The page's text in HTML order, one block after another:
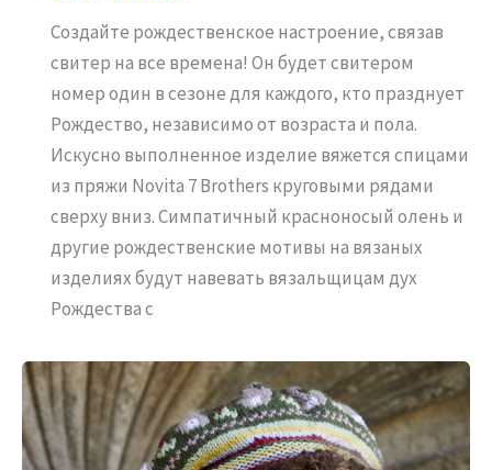
Создайте рождественское настроение, связав
свитер на все времена! Он будет свитером
номер один в сезоне для каждого, кто празднует
Рождество, независимо от возраста и пола.
Искусно выполненное изделие вяжется спицами
из пряжи Novita 7 Brothers круговыми рядами
сверху вниз. Симпатичный красноносый олень и
другие рождественские мотивы на вязаных
изделиях будут навевать вязальщицам дух
Рождества с